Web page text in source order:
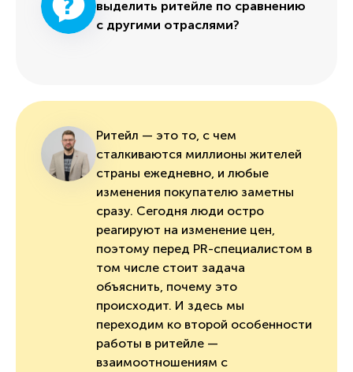
выделить ритейле по сравнению
с другими отраслями?
Ритейл — это то, с чем
сталкиваются миллионы жителей
страны ежедневно, и любые
изменения покупателю заметны
сразу. Сегодня люди остро
реагируют на изменение цен,
поэтому перед PR-специалистом в
том числе стоит задача
объяснить, почему это
происходит. И здесь мы
переходим ко второй особенности
работы в ритейле —
взаимоотношениям с